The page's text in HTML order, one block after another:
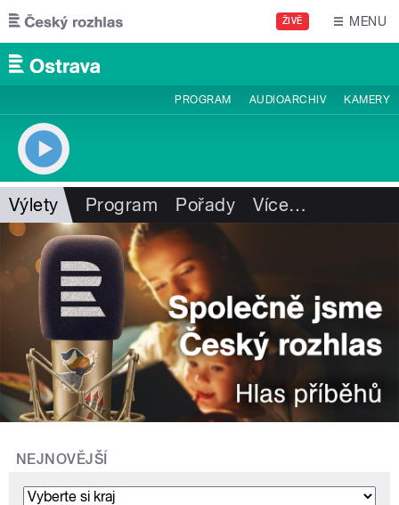
Přejít k hlavnímu obsahu
ŽIVĚ MENU
PROGRAM AUDIOARCHIV KAMERY
Výlety Program Pořady Více…
NEJNOVĚJŠÍ